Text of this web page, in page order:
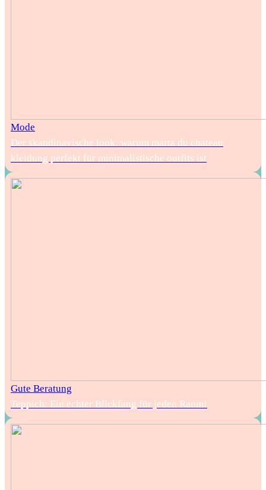
Mode
Der skandinavische look: warum marta du chateau
kleidung perfekt für minimalistische outfits ist
Gute Beratung
Teppich: Ein echter Blickfang für jeden Raum!